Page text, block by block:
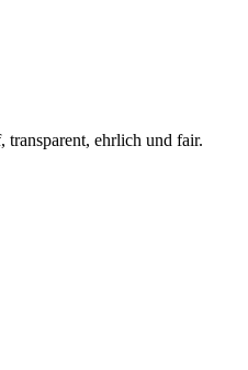
transparent, ehrlich und fair.